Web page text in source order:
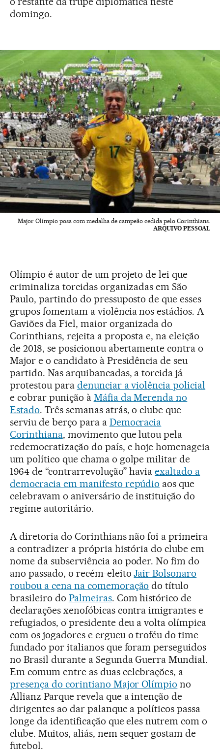
domingo.
Major Olímpio posa com medalha de campeão cedida pelo Corinthians.
ARQUIVO PESSOAL
Olímpio é autor de um projeto de lei que
criminaliza torcidas organizadas em São
Paulo, partindo do pressuposto de que esses
grupos fomentam a violência nos estádios. A
Gaviões da Fiel, maior organizada do
Corinthians, rejeita a proposta e, na eleição
de 2018, se posicionou abertamente contra o
Major e o candidato à Presidência de seu
partido. Nas arquibancadas, a torcida já
protestou para denunciar a violência policial
e cobrar punição à Máfia da Merenda no
Estado. Três semanas atrás, o clube que
serviu de berço para a Democracia
Corinthiana, movimento que lutou pela
redemocratização do país, e hoje homenageia
um político que chama o golpe militar de
1964 de “contrarrevolução” haviaexaltado a
democracia em manifesto repúdio aos que
celebravam o aniversário de instituição do
regime autoritário.
A diretoria do Corinthians não foi a primeira
a contradizer a própria história do clube em
nome da subserviência ao poder. No fim do
ano passado, o recém-eleitoJair Bolsonaro
roubou a cena na comemoração do título
brasileiro do Palmeiras. Com histórico de
declarações xenofóbicas contra imigrantes e
refugiados, o presidente deu a volta olímpica
com os jogadores e ergueu o troféu do time
fundado por italianos que foram perseguidos
no Brasil durante a Segunda Guerra Mundial.
Em comum entre as duas celebrações, a
presença do corintiano Major Olímpio no
Allianz Parque revela que a intenção de
dirigentes ao dar palanque a políticos passa
longe da identificação que eles nutrem com o
clube. Muitos, aliás, nem sequer gostam de
futebol.